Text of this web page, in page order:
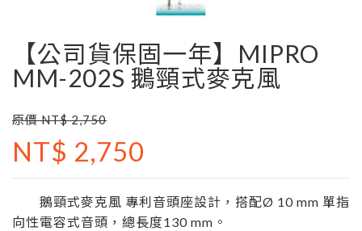
【公司貨保固一年】MIPRO
MM-202S 鵝頸式麥克風
原價 NT$ 2,750
NT$ 2,750
鵝頸式麥克風 專利音頭座設計，搭配Ø 10 mm 單指
向性電容式音頭，總長度130 mm。